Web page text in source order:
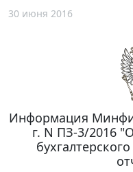
30 июня 2016
Информация
г. N ПЗ-3/2016